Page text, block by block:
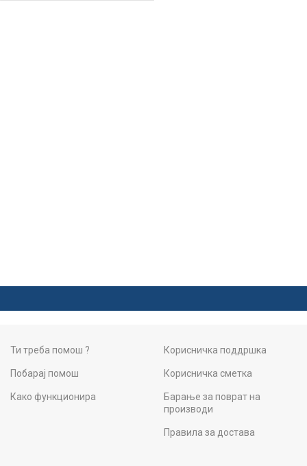
Ти треба помош ?
Побарај помош
Како функционира
Корисничка поддршка
Корисничка сметка
Барање за поврат на
производи
Правила за достава